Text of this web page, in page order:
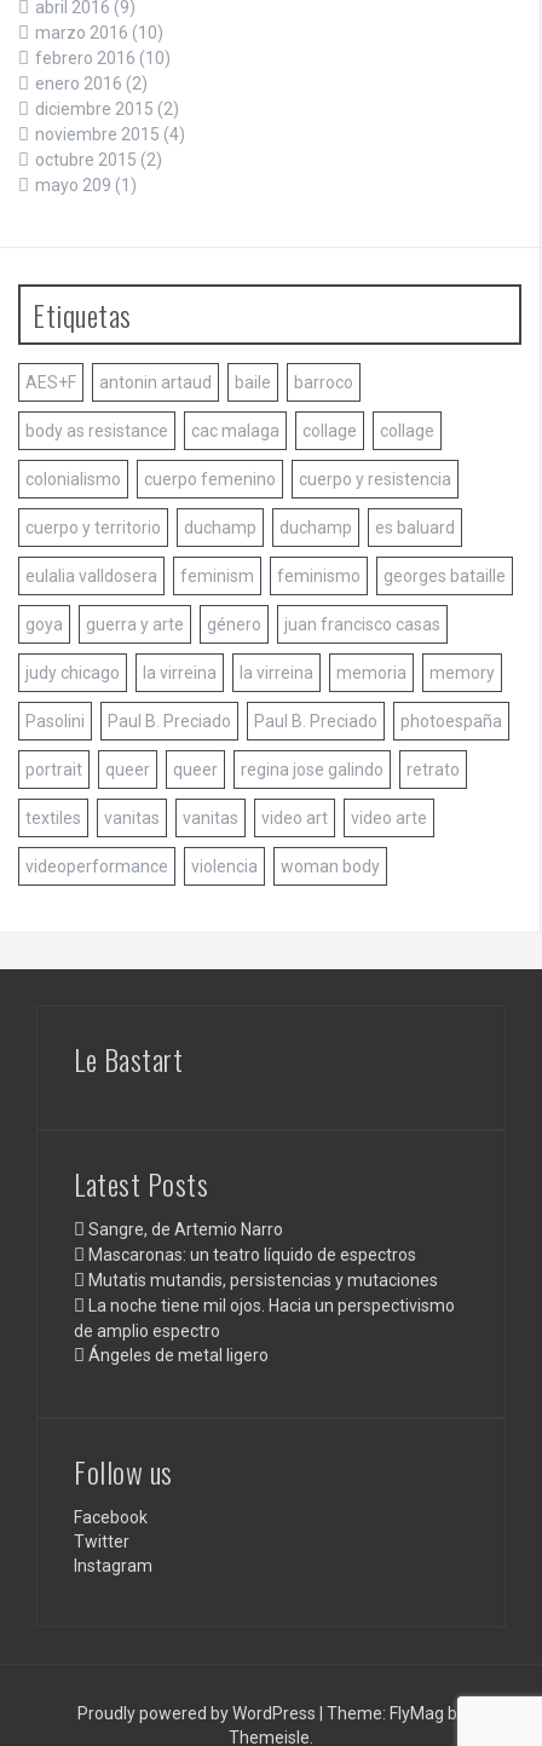
abril 2016 (9)
marzo 2016 (10)
febrero 2016 (10)
enero 2016 (2)
diciembre 2015 (2)
noviembre 2015 (4)
octubre 2015 (2)
mayo 209 (1)
Etiquetas
AES+F antonin artaud baile barroco
body as resistance cac malaga collage collage
colonialismo cuerpo femenino cuerpo y resistencia
cuerpo y territorio duchamp duchamp es baluard
eulalia valldosera feminism feminismo georges bataille
goya guerra y arte género juan francisco casas
judy chicago la virreina la virreina memoria memory
Pasolini Paul B. Preciado Paul B. Preciado photoespaña
portrait queer queer regina jose galindo retrato
textiles vanitas vanitas video art video arte
videoperformance violencia woman body
Le Bastart
Latest Posts
Sangre, de Artemio Narro
Mascaronas: un teatro líquido de espectros
Mutatis mutandis, persistencias y mutaciones
La noche tiene mil ojos. Hacia un perspectivismo
de amplio espectro
Ángeles de metal ligero
Follow us
Facebook
Twitter
Instagram
Proudly powered by WordPress | Theme: FlyMag by
Themeisle.